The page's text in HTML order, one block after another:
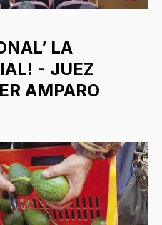
LA
- JUEZ
AMPARO